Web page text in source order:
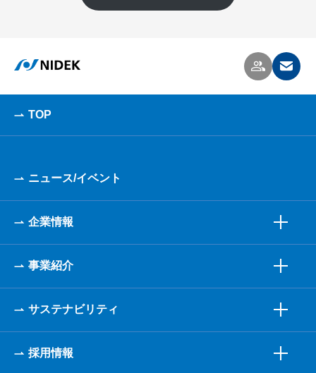
TOP
ニュース/イベント
企業情報
事業紹介
サステナビリティ
採用情報